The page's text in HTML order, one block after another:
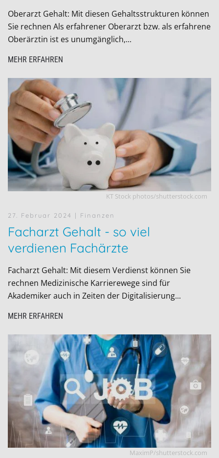
Oberarzt Gehalt: Mit diesen Gehaltsstrukturen können
Sie rechnen Als erfahrener Oberarzt bzw. als erfahrene
Oberärztin ist es unumgänglich,...
MEHR ERFAHREN
KT Stock photos/shutterstock.com
27. Februar 2024 | Finanzen
Facharzt Gehalt - so viel
verdienen Fachärzte
Facharzt Gehalt: Mit diesem Verdienst können Sie
rechnen Medizinische Karrierewege sind für
Akademiker auch in Zeiten der Digitalisierung...
MEHR ERFAHREN
MaximP/shutterstock.com